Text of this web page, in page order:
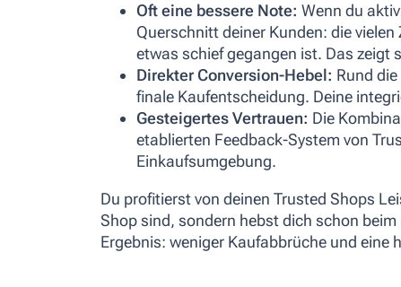
Oft eine bessere Note: Wenn du
Querschnitt deiner Kunden: die
etwas schief gegangen ist. Das zeigt
Direkter Conversion-Hebel: Rund
finale Kaufentscheidung. Deine
Gesteigertes Vertrauen: Die
etablierten Feedback-System von
Einkaufsumgebung.
Du profitierst von deinen Trusted Shops
Shop sind, sondern hebst dich schon
Ergebnis: weniger Kaufabbrüche und eine